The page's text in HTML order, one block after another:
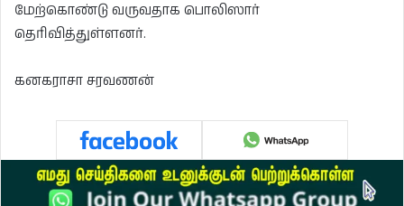
மேற்கொண்டு வருவதாக பொலிஸார்
தெரிவித்துள்ளனர்.
கனகராசா சரவணன்